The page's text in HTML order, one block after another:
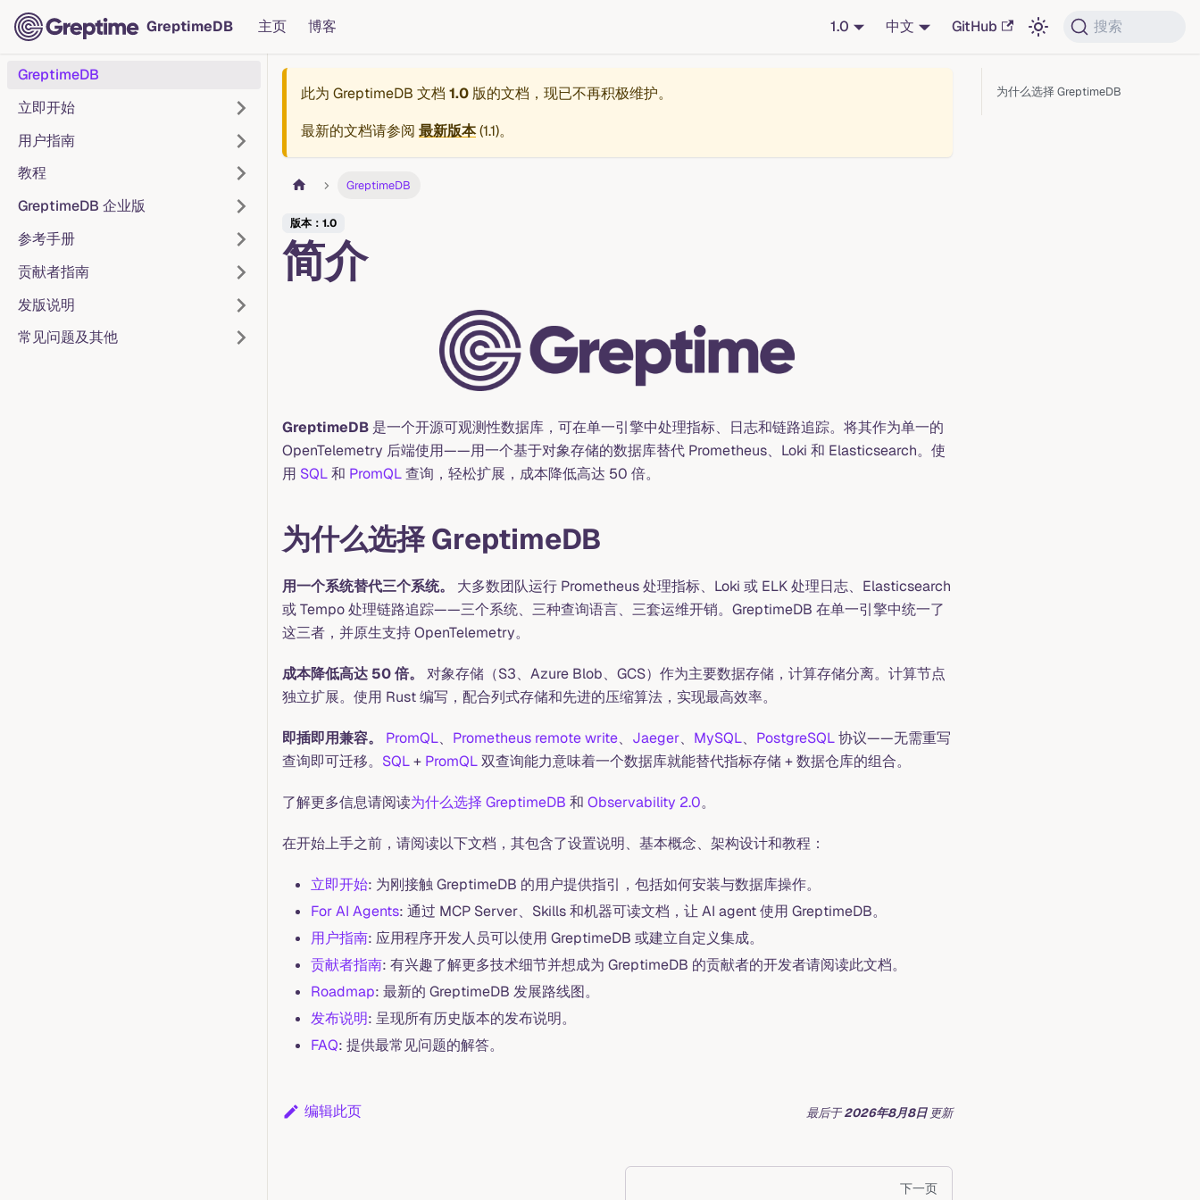
GreptimeDB 主页 博客 1.0 中文 GitHub 搜索
GreptimeDB
立即开始
用户指南
教程
GreptimeDB 企业版
参考手册
贡献者指南
发版说明
常见问题及其他
此为 GreptimeDB 文档 1.0 版的文档，现已不再积极维护。
最新的文档请参阅 最新版本(1.1)。
GreptimeDB
版本：1.0
简介
GreptimeDB 是一个开源可观测性数据库，可在单一引擎中处理指标、日志和链路追踪。将其作为单一的
OpenTelemetry 后端使用——用一个基于对象存储的数据库替代 Prometheus、Loki 和 Elasticsearch。使
用 SQL和 PromQL查询，轻松扩展，成本降低高达 50 倍。
为什么选择 GreptimeDB
用一个系统替代三个系统。
大多数团队运行 Prometheus 处理指标、Loki 或 ELK 处理日志、Elasticsearch
或 Tempo 处理链路追踪——三个系统、三种查询语言、三套运维开销。GreptimeDB 在单一引擎中统一了
这三者，并原生支持 OpenTelemetry。
成本降低高达 50 倍。
对象存储（S3、Azure Blob、GCS）作为主要数据存储，计算存储分离。计算节点
独立扩展。使用 Rust 编写，配合列式存储和先进的压缩算法，实现最高效率。
即插即用兼容。 PromQL、 Prometheus remote write、 Jaeger、 MySQL、 PostgreSQL协议——无需重写
查询即可迁移。 SQL+ PromQL双查询能力意味着一个数据库就能替代指标存储 + 数据仓库的组合。
了解更多信息请阅读为什么选择 GreptimeDB 和 Observability 2.0。
在开始上手之前，请阅读以下文档，其包含了设置说明、基本概念、架构设计和教程：
立即开始: 为刚接触 GreptimeDB 的用户提供指引，包括如何安装与数据库操作。
For AI Agents: 通过 MCP Server、Skills 和机器可读文档，让 AI agent 使用 GreptimeDB。
用户指南: 应用程序开发人员可以使用 GreptimeDB 或建立自定义集成。
贡献者指南: 有兴趣了解更多技术细节并想成为 GreptimeDB 的贡献者的开发者请阅读此文档。
Roadmap: 最新的 GreptimeDB 发展路线图。
发布说明: 呈现所有历史版本的发布说明。
FAQ: 提供最常见问题的解答。
编辑此页 最后于2026年8月8日 更新
下一页
为什么选择 GreptimeDB